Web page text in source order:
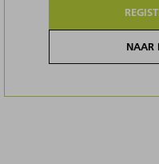
NAAR